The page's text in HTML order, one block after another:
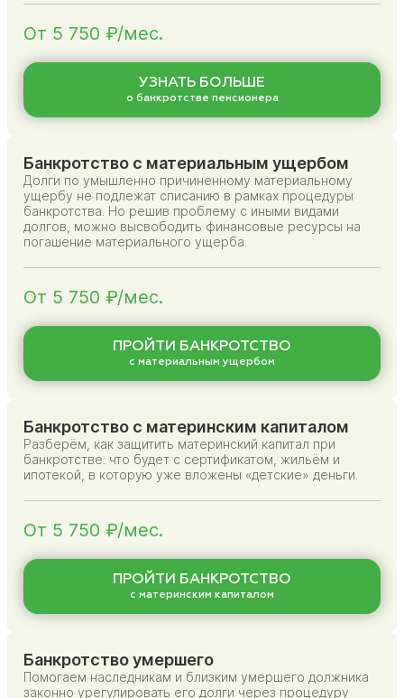
От 5 750 ₽/мес.
УЗНАТЬ БОЛЬШЕ
о банкротстве пенсионера
Банкротство с материальным ущербом
Долги по умышленно причиненному материальному
ущербу не подлежат списанию в рамках процедуры
банкротства. Но решив проблему с иными видами
долгов, можно высвободить финансовые ресурсы на
погашение материального ущерба.
От 5 750 ₽/мес.
ПРОЙТИ БАНКРОТСТВО
с материальным ущербом
Банкротство с материнским капиталом
Разберём, как защитить материнский капитал при
банкротстве: что будет с сертификатом, жильём и
ипотекой, в которую уже вложены «детские» деньги.
От 5 750 ₽/мес.
ПРОЙТИ БАНКРОТСТВО
с материнским капиталом
Банкротство умершего
Помогаем наследникам и близким умершего должника
законно урегулировать его долги через процедуру